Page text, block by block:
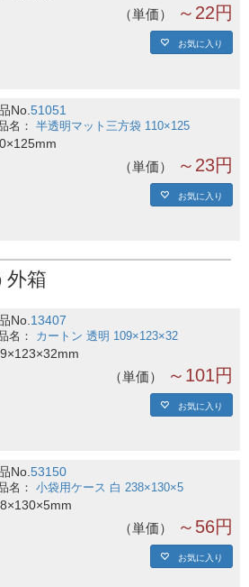
単価 ～22円
お気に入り
No.51051
半透明マット三方袋 110×125
単価 ～23円
お気に入り
外箱
No. 13407
カートン 透明 109×123×32
単価 ～101円
お気に入り
No.53150
小袋用ケース 白 238×130×5
単価 ～56円
お気に入り